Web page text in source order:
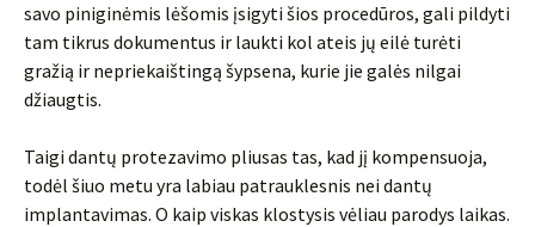
savo piniginėmis lėšomis įsigyti šios procedūros, gali pildyti
tam tikrus dokumentus ir laukti kol ateis jų eilė turėti
gražią ir nepriekaištingą šypsena, kurie jie galės nilgai
džiaugtis.
Taigi dantų protezavimo pliusas tas, kad jį kompensuoja,
todėl šiuo metu yra labiau patrauklesnis nei dantų
implantavimas. O kaip viskas klostysis vėliau parodys laikas.